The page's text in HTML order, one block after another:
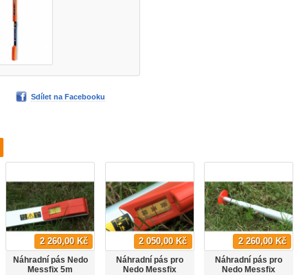
Sdílet na Facebooku
2 260,00 Kč
Náhradní pás Nedo
Messfix 5m
2 050,00 Kč
Náhradní pás pro
Nedo Messfix
2 260,00 Kč
Náhradní pás pro
Nedo Messfix